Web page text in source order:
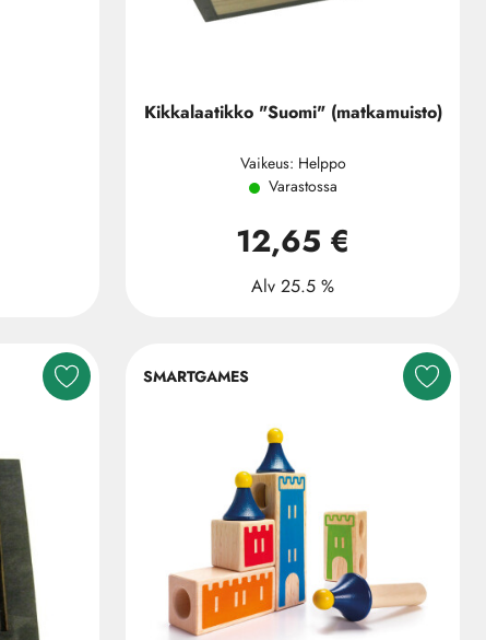
Kikkalaatikko "Suomi" (matkamuisto)
Vaikeus: Helppo
Varastossa
12,65 €
Alv 25.5 %
SMARTGAMES